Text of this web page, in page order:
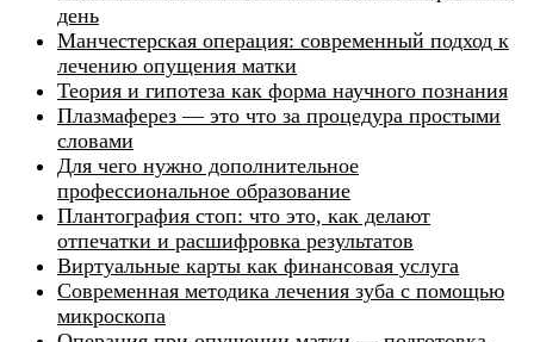
день
Манчестерская операция: современный подход к
лечению опущения матки
Теория и гипотеза как форма научного познания
Плазмаферез — это что за процедура простыми
словами
Для чего нужно дополнительное
профессиональное образование
Плантография стоп: что это, как делают
отпечатки и расшифровка результатов
Виртуальные карты как финансовая услуга
Современная методика лечения зуба с помощью
микроскопа